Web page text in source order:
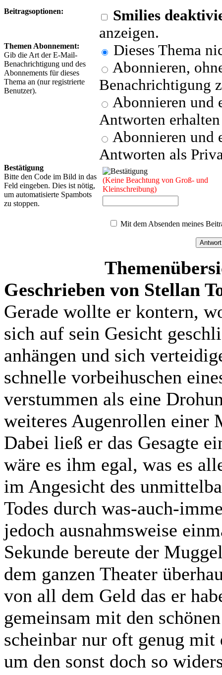
Beitragsoptionen:
Smilies
anzeigen.
Themen Abonnement:
Gib die Art der E-Mail-
Benachrichtigung und des
Abonnements für dieses
Thema an (nur registrierte
Benutzer).
Dieses Thema
Abonnieren,
Benachrichtigung
Abonnieren und
Antworten erhalten
Abonnieren und
Antworten als
Bestätigung
Bitte den Code im Bild in das
Feld eingeben. Dies ist nötig,
um automatisierte Spambots
zu stoppen.
(Keine Beachtung von Groß- und
Kleinschreibung)
Mit dem Absenden meines
Geschrieben von Stellan
Gerade wollte er kontern,
sich auf sein Gesicht
anhängen und sich
schnelle vorbeihuschen
verstummen als eine
weiteres Augenrollen einer
Dabei ließ er das Gesagte
wäre es ihm egal, was es
im Angesicht des
Todes durch was-auch-
jedoch ausnahmsweise
Sekunde bereute der
dem ganzen Theater
von all dem Geld das er
gemeinsam mit den
scheinbar nur oft genug
um den sonst doch so